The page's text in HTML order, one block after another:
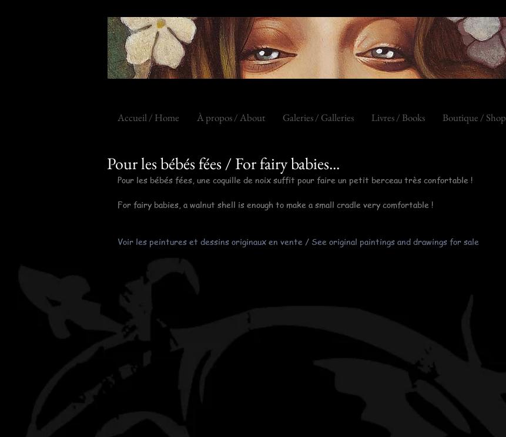
Accueil / Home À propos / About Galeries / Galleries Livres / Books Boutique / Shop
Pour les bébés fées / For fairy babies...
Pour les bébés fées, une coquille de noix suffit pour faire un petit berceau très confortable !
For fairy babies, a walnut shell is enough to make a small cradle very comfortable !
Voir les peintures et dessins originaux en vente / See original paintings and drawings for sale